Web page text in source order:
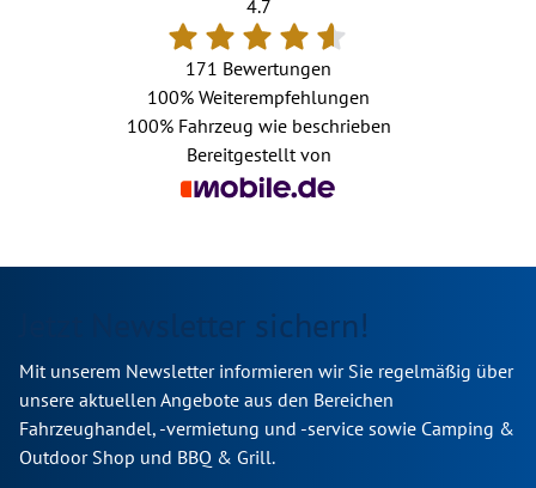
4.7
171 Bewertungen
100% Weiterempfehlungen
100%Fahrzeug wie beschrieben
Bereitgestellt von
Jetzt Newsletter sichern!
Mit unserem Newsletter informieren wir Sie regelmäßig über
unsere aktuellen Angebote aus den Bereichen
Fahrzeughandel, -vermietung und -service sowie Camping &
Outdoor Shop und BBQ & Grill.